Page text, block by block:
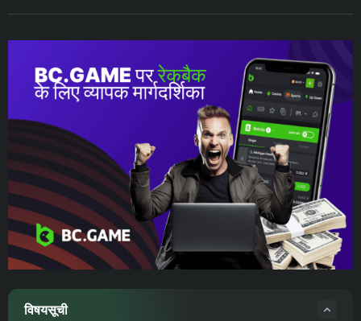
विषयसूची